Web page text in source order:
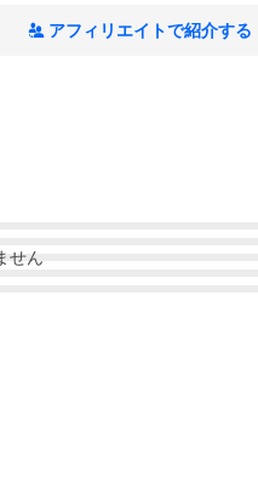
アフィリエイトで紹介する
せん